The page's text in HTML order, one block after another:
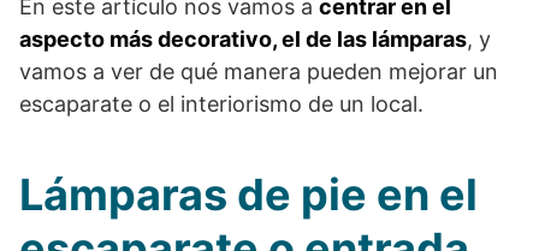
En este artículo nos vamos a centrar en el
aspecto más decorativo, el de las lámparas, y
vamos a ver de qué manera pueden mejorar un
escaparate o el interiorismo de un local.
Lámparas de pie en el